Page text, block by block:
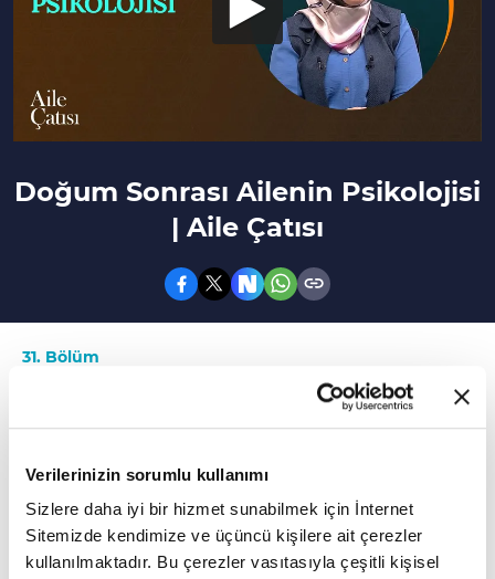
Verilerinizin sorumlu kullanımı
Sizlere daha iyi bir hizmet sunabilmek için İnternet
Sitemizde kendimize ve üçüncü kişilere ait çerezler
kullanılmaktadır. Bu çerezler vasıtasıyla çeşitli kişisel
Doğum Sonrası Ailenin Psikolojisi
| Aile Çatısı
31. Bölüm
Doğumdan sonra annenin bakımı nasıl
olmalıdır?
nedir? Lohusalık depresyonu nedir, nasıl
anlaşılır? Sezaryen ve normal doğum